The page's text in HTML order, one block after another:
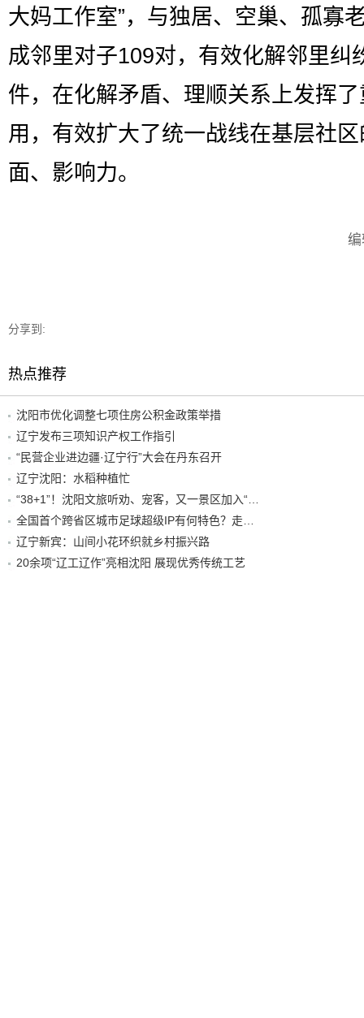
大妈工作室”，与独居、空巢、孤寡
成邻里对子109对，有效化解邻里纠
件，在化解矛盾、理顺关系上发挥
用，有效扩大了统一战线在基层社
面、影响力。
分享到:
热点推荐
沈阳市优化调整七项住房公积金政策举措
辽宁发布三项知识产权工作指引
“民营企业进边疆·辽宁行”大会在丹东召开
辽宁沈阳：水稻种植忙
辽宁新宾：山间小花环织就乡村振兴路
20余项“辽工辽作”亮相沈阳 展现优秀传统工艺